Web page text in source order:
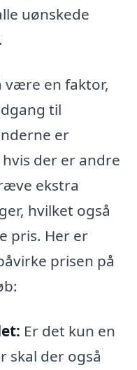
uønskede
være en faktor,
til
er
der er andre
ekstra
hvilket også
pris. Her er
prisen på
Er det kun en
skal der også